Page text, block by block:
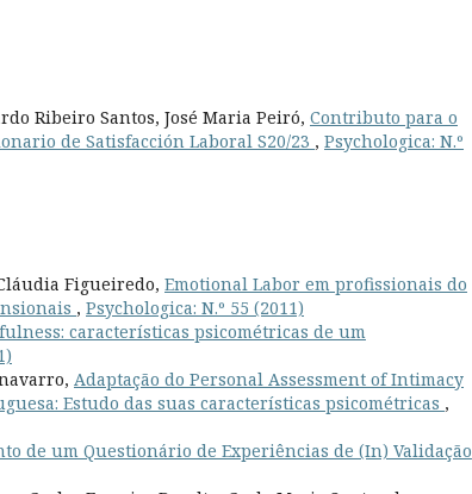
Ribeiro Santos, José Maria Peiró, Contributo para o
de Satisfacción Laboral S20/23 , Psychologica: N.º
Figueiredo, Emotional Labor em profissionais do
, Psychologica: N.º 55 (2011)
características psicométricas de um
Adaptação do Personal Assessment of Intimacy
Estudo das suas características psicométricas ,
de um Questionário de Experiências de (In) Validação